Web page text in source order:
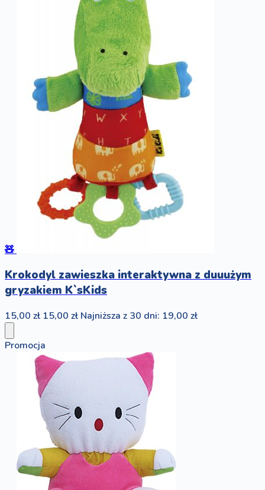
🧸
Krokodyl zawieszka interaktywna z duuużym
gryzakiem K`sKids
15,00 zł 15,00 zł Najniższa z 30 dni: 19,00 zł
Promocja